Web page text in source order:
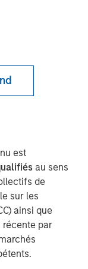
est
au sens
de
sur les
ainsi que
récente par